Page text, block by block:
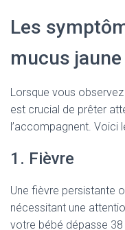
Les
mucus
Lorsque vous
est crucial de prêter
l’accompagnent. Voici
1. Fièvre
Une fièvre persistante
nécessitant une
votre bébé dépasse 38